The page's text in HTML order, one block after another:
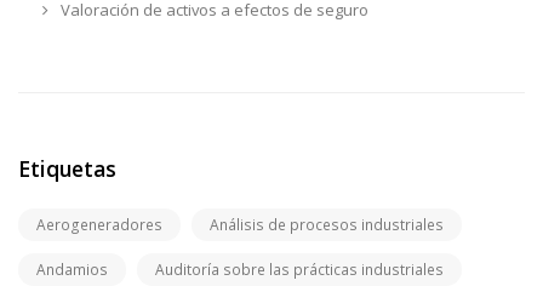
Valoración de activos a efectos de seguro
Etiquetas
Aerogeneradores Análisis de procesos industriales
Andamios Auditoría sobre las prácticas industriales